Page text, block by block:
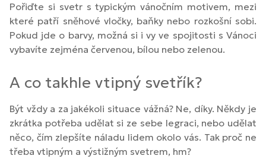
Pořiďte si svetr s typickým vánočním motivem, mezi
které patří sněhové vločky, baňky nebo rozkošní sobi.
Pokud jde o barvy, možná si i vy ve spojitosti s Vánoci
vybavíte zejména červenou, bílou nebo zelenou.
A co takhle vtipný svetřík?
Být vždy a za jakékoli situace vážná? Ne, díky. Někdy je
zkrátka potřeba udělat si ze sebe legraci, nebo udělat
něco, čím zlepšíte náladu lidem okolo vás. Tak proč ne
třeba vtipným a výstižným svetrem, hm?